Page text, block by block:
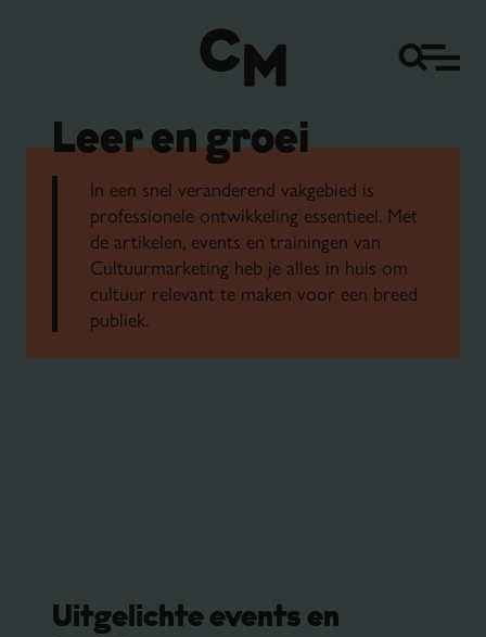
Leer en groei
In een snel veranderend vakgebied is
professionele ontwikkeling essentieel. Met
de artikelen, events en trainingen van
Cultuurmarketing heb je alles in huis om
cultuur relevant te maken voor een breed
publiek.
Uitgelichte events en